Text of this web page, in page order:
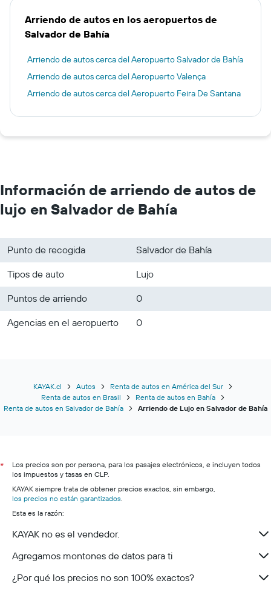
Arriendo de autos en los aeropuertos de
Salvador de Bahía
Arriendo de autos cerca del Aeropuerto Salvador de Bahía
Arriendo de autos cerca del Aeropuerto Valença
Arriendo de autos cerca del Aeropuerto Feira De Santana
Información de arriendo de autos de
lujo en Salvador de Bahía
Punto de recogida
Salvador de Bahía
Tipos de auto
Lujo
Puntos de arriendo
0
Agencias en el aeropuerto
0
KAYAK.cl Autos
Renta de autos en América del Sur
Renta de autos en Brasil
Renta de autos en Bahía
Renta de autos en Salvador de Bahía
Arriendo de Lujo en Salvador de Bahía
*
Los precios son por persona, para los pasajes electrónicos, e incluyen todos
los impuestos y tasas en CLP.
KAYAK siempre trata de obtener precios exactos, sin embargo,
los precios no están garantizados.
Esta es la razón:
KAYAK no es el vendedor.
Agregamos montones de datos para ti
¿Por qué los precios no son 100% exactos?